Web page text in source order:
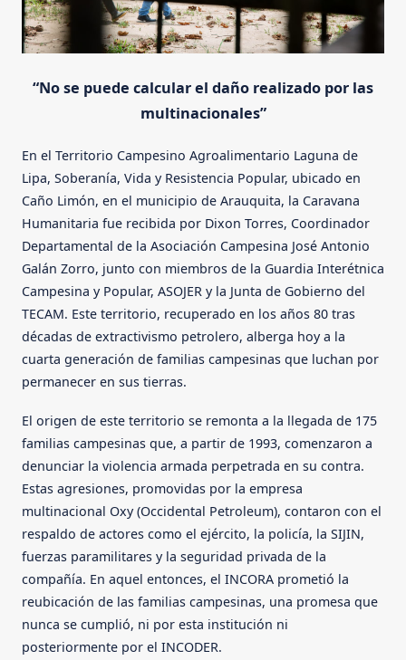
“No se puede calcular el daño realizado por las
multinacionales”
En el Territorio Campesino Agroalimentario Laguna de
Lipa, Soberanía, Vida y Resistencia Popular, ubicado en
Caño Limón, en el municipio de Arauquita, la Caravana
Humanitaria fue recibida por Dixon Torres, Coordinador
Departamental de la Asociación Campesina José Antonio
Galán Zorro, junto con miembros de la Guardia Interétnica
Campesina y Popular, ASOJER y la Junta de Gobierno del
TECAM. Este territorio, recuperado en los años 80 tras
décadas de extractivismo petrolero, alberga hoy a la
cuarta generación de familias campesinas que luchan por
permanecer en sus tierras.
El origen de este territorio se remonta a la llegada de 175
familias campesinas que, a partir de 1993, comenzaron a
denunciar la violencia armada perpetrada en su contra.
Estas agresiones, promovidas por la empresa
multinacional Oxy (Occidental Petroleum), contaron con el
respaldo de actores como el ejército, la policía, la SIJIN,
fuerzas paramilitares y la seguridad privada de la
compañía. En aquel entonces, el INCORA prometió la
reubicación de las familias campesinas, una promesa que
nunca se cumplió, ni por esta institución ni
posteriormente por el INCODER.